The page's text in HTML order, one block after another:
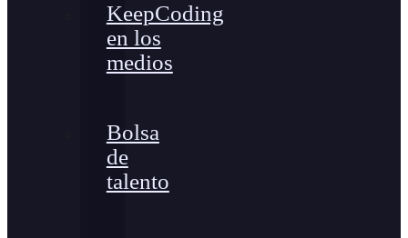
KeepCoding
en los
medios
Bolsa
de
talento